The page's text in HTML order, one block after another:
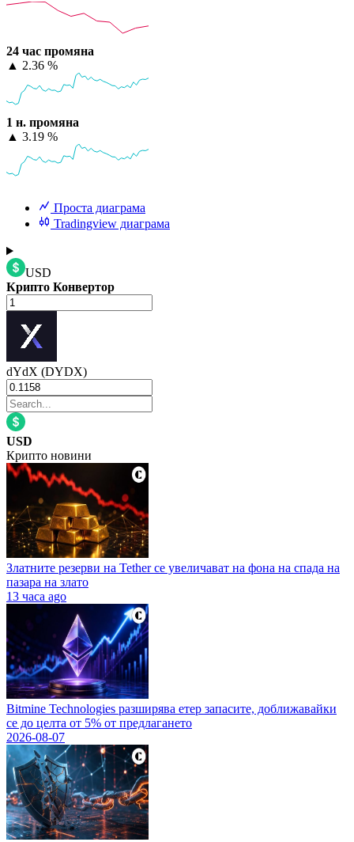
24 час промяна
▲ 2.36 %
1 н. промяна
▲ 3.19 %
Проста диаграма
Tradingview диаграма
USD
Крипто Конвертор
dYdX (DYDX)
USD
Крипто новини
Златните резерви на Tether се увеличават на фона на спада на
пазара на злато
13 часа ago
Bitmine Technologies разширява етер запасите, доближавайки
се до целта от 5% от предлагането
2026-08-07